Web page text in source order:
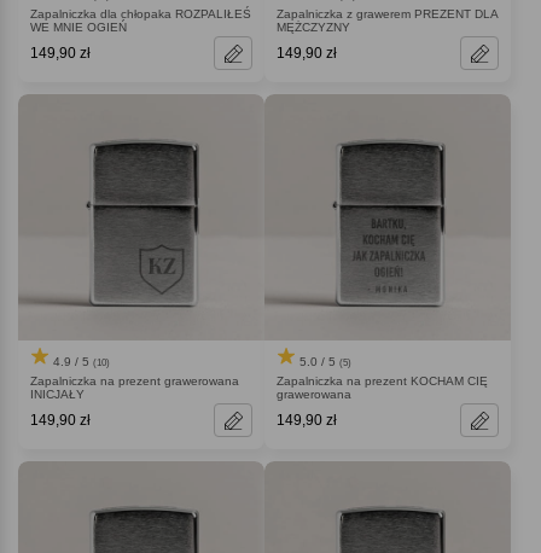
Zapalniczka dla chłopaka ROZPALIŁEŚ
WE MNIE OGIEŃ
149,90 zł
Zapalniczka z grawerem PREZENT DLA
MĘŻCZYZNY
149,90 zł
4.9 / 5 (10)
Zapalniczka na prezent grawerowana
INICJAŁY
149,90 zł
5.0 / 5 (5)
Zapalniczka na prezent KOCHAM CIĘ
grawerowana
149,90 zł